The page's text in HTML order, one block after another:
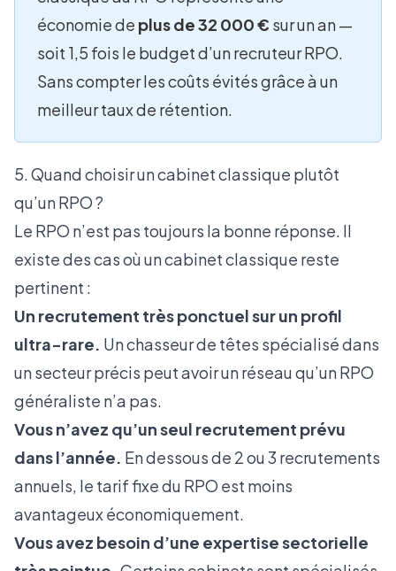
économie de plus de 32 000 € sur un an —
soit 1,5 fois le budget d’un recruteur RPO.
Sans compter les coûts évités grâce à un
meilleur taux de rétention.
5. Quand choisir un cabinet classique plutôt
qu’un RPO ?
Le RPO n’est pas toujours la bonne réponse. Il
existe des cas où un cabinet classique reste
pertinent :
Un recrutement très ponctuel sur un profil
ultra-rare. Un chasseur de têtes spécialisé dans
un secteur précis peut avoir un réseau qu’un RPO
généraliste n’a pas.
Vous n’avez qu’un seul recrutement prévu
dans l’année. En dessous de 2 ou 3 recrutements
annuels, le tarif fixe du RPO est moins
avantageux économiquement.
Vous avez besoin d’une expertise sectorielle